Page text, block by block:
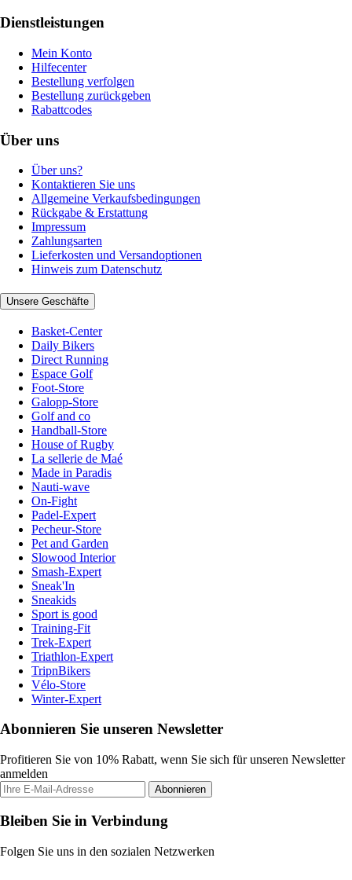
Dienstleistungen
Mein Konto
Hilfecenter
Bestellung verfolgen
Bestellung zurückgeben
Rabattcodes
Über uns
Über uns?
Kontaktieren Sie uns
Allgemeine Verkaufsbedingungen
Rückgabe & Erstattung
Impressum
Zahlungsarten
Lieferkosten und Versandoptionen
Hinweis zum Datenschutz
Unsere Geschäfte
Basket-Center
Daily Bikers
Direct Running
Espace Golf
Foot-Store
Galopp-Store
Golf and co
Handball-Store
House of Rugby
La sellerie de Maé
Made in Paradis
Nauti-wave
On-Fight
Padel-Expert
Pecheur-Store
Pet and Garden
Slowood Interior
Smash-Expert
Sneak'In
Sneakids
Sport is good
Training-Fit
Trek-Expert
Triathlon-Expert
TripnBikers
Vélo-Store
Winter-Expert
Abonnieren Sie unseren Newsletter
Profitieren Sie von 10% Rabatt, wenn Sie sich für unseren Newsletter
anmelden
Abonnieren
Bleiben Sie in Verbindung
Folgen Sie uns in den sozialen Netzwerken